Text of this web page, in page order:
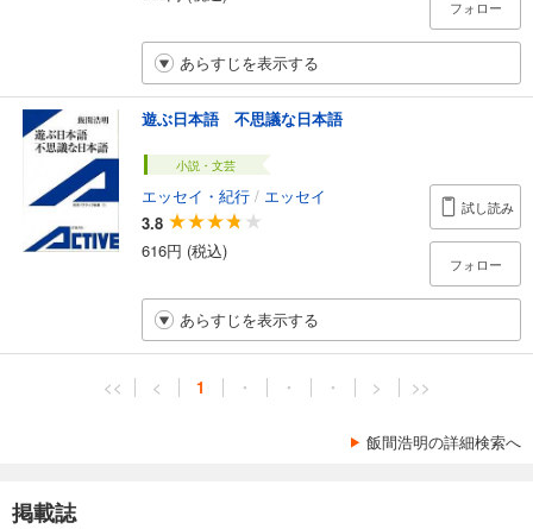
フォロー
あらすじを表示する
遊ぶ日本語 不思議な日本語
小説・文芸
エッセイ・紀行 / エッセイ
3.8
616円 (税込)
試し読み
フォロー
あらすじを表示する
<< < 1 ・ ・ ・ > >>
飯間浩明の詳細検索へ
掲載誌